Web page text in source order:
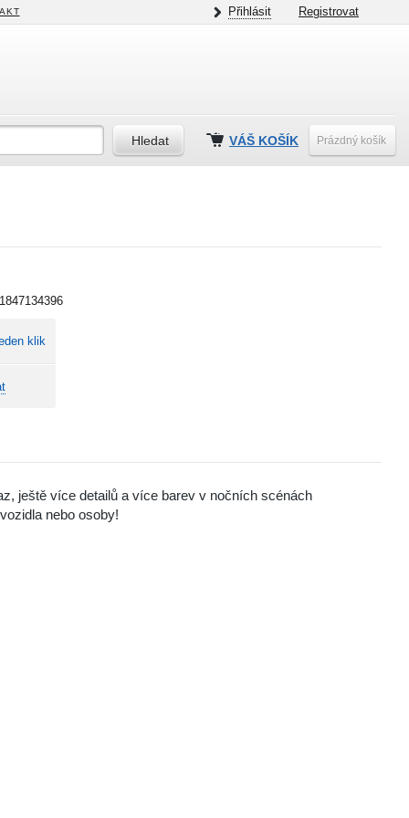
Přihlásit Registrovat
VÁŠ KOŠÍK Prázdný košík
klik
ještě více detailů a více barev v nočních scénách
nebo osoby!